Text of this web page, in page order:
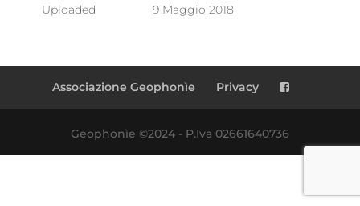
Uploaded
9 Maggio 2018
Associazione Geophonìe Privacy
Geophonìe ©2024 - P.Iva 02661640736